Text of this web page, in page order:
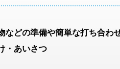
などの準備や簡単な打ち合わ
・あいさつ